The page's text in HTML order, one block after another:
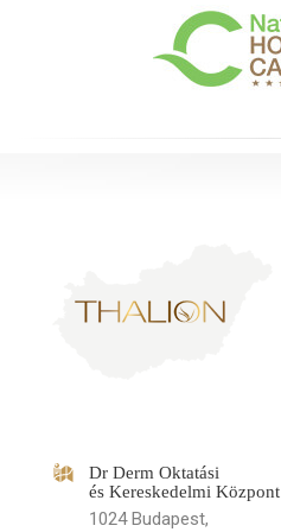
Dr Derm Oktatási
és Kereskedelmi Központ
1024 Budapest,